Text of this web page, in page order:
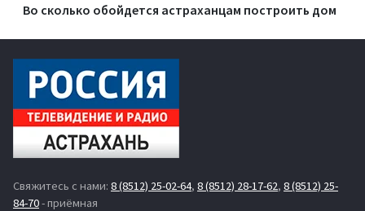
Во сколько обойдется астраханцам построить дом
Свяжитесь с нами: 8 (8512) 25-02-64, 8 (8512) 28-17-62, 8 (8512) 25-
84-70- приёмная